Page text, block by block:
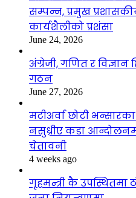
सम्पन्न, प्रमुख
कार्यशैलीको प्रशंसा
June 24, 2026
अंग्रेजी, गणित र
गठन
June 27, 2026
मटीअर्वा छोटी
नसुध्रीए कडा
चेतावनी
4 weeks ago
गृहमन्त्री कै उपस्थितमा